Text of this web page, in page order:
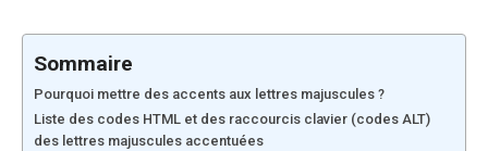
Sommaire
Pourquoi mettre des accents aux lettres majuscules ?
Liste des codes HTML et des raccourcis clavier (codes ALT)
des lettres majuscules accentuées